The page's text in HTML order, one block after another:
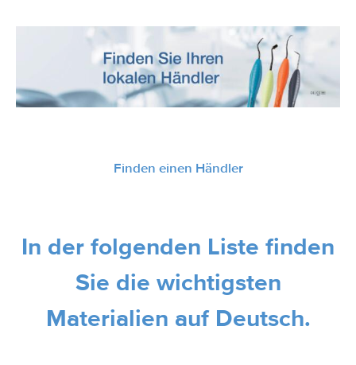
Finden einen Händler
In der folgenden Liste finden
Sie die wichtigsten
Materialien auf Deutsch.